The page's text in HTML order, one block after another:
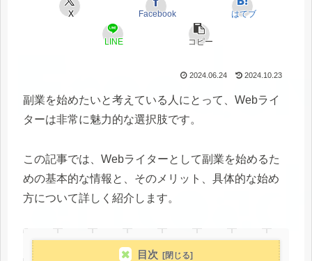
X Facebook はてブ
LINE コピー
2024.06.24 2024.10.23
副業を始めたいと考えている人にとって、Webライ
ターは非常に魅力的な選択肢です。
この記事では、Webライターとして副業を始めるた
めの基本的な情報と、そのメリット、具体的な始め
方について詳しく紹介します。
目次